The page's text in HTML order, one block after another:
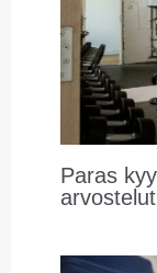
Paras
arvostelut